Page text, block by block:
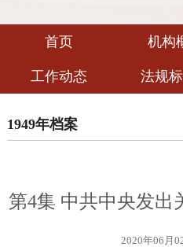
首页 机构
工作动态 法规
1949年档案
第4集 中共中央发出
2020年06月